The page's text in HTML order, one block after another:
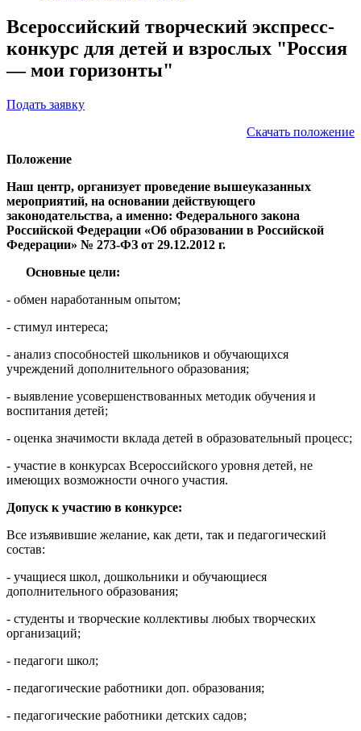
Всероссийский творческий экспресс-
конкурс для детей и взрослых "Россия
— мои горизонты"
Подать заявку
Скачать положение
Положение
Наш центр, организует проведение вышеуказанных
мероприятий, на основании действующего
законодательства, а именно: Федерального закона
Российской Федерации «Об образовании в Российской
Федерации» № 273-ФЗ от 29.12.2012 г.
Основные цели:
- обмен наработанным опытом;
- стимул интереса;
- анализ способностей школьников и обучающихся
учреждений дополнительного образования;
- выявление усовершенствованных методик обучения и
воспитания детей;
- оценка значимости вклада детей в образовательный процесс;
- участие в конкурсах Всероссийского уровня детей, не
имеющих возможности очного участия.
Допуск к участию в конкурсе:
Все изъявившие желание, как дети, так и педагогический
состав:
- учащиеся школ, дошкольники и обучающиеся
дополнительного образования;
- студенты и творческие коллективы любых творческих
организаций;
- педагоги школ;
- педагогические работники доп. образования;
- педагогические работники детских садов;